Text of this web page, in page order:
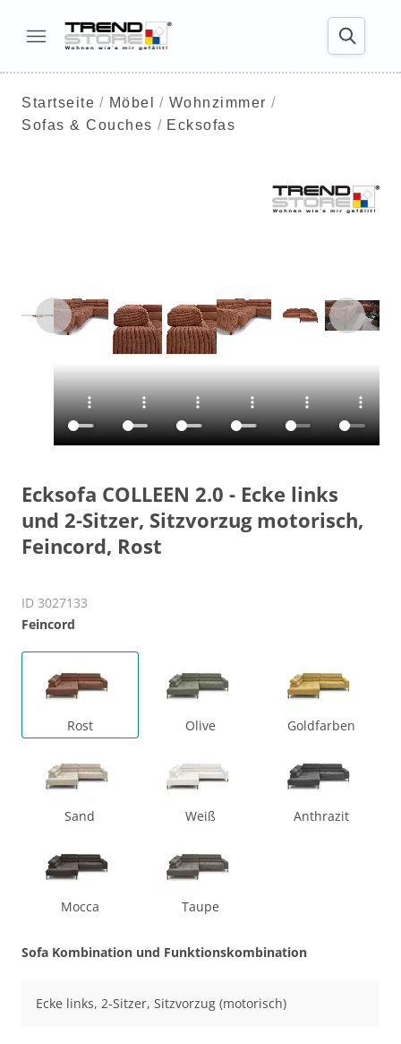
Startseite Möbel
Wohnzimmer
Sofas & Couches
Ecksofas
Ecksofa COLLEEN 2.0 - Ecke links
und 2-Sitzer, Sitzvorzug motorisch,
Feincord, Rost
ID 3027133
Feincord
Rost Olive Goldfarben
Sand Weiß Anthrazit
Mocca Taupe
Sofa Kombination und Funktionskombination
Ecke links, 2-Sitzer, Sitzvorzug (motorisch)